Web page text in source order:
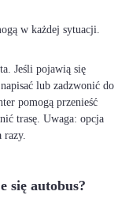
w każdej sytuacji.
Jeśli pojawią się
lub zadzwonić do
pomogą przenieść
trasę. Uwaga: opcja
razy.
się autobus?